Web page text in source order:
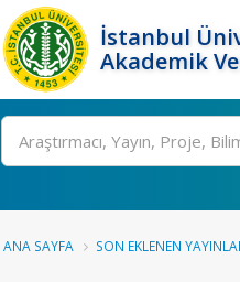
İstanbul
Akademik
Ara
ANA SAYFA SON EKLENEN